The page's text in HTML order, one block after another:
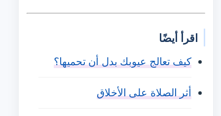
اقرأ أيضًا
كيف تعالج عيوبك بدل أن تحميها؟
أثر الصلاة على الأخلاق